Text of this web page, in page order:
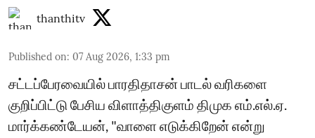
thanthitv
Published on: 07 Aug 2026, 1:33 pm
சட்டப்பேரவையில் பாரதிதாசன் பாடல் வரிகளை
குறிப்பிட்டு பேசிய விளாத்திகுளம் திமுக எம்.எல்.ஏ.
மார்க்கண்டேயன், "வாளை எடுக்கிறேன் என்று